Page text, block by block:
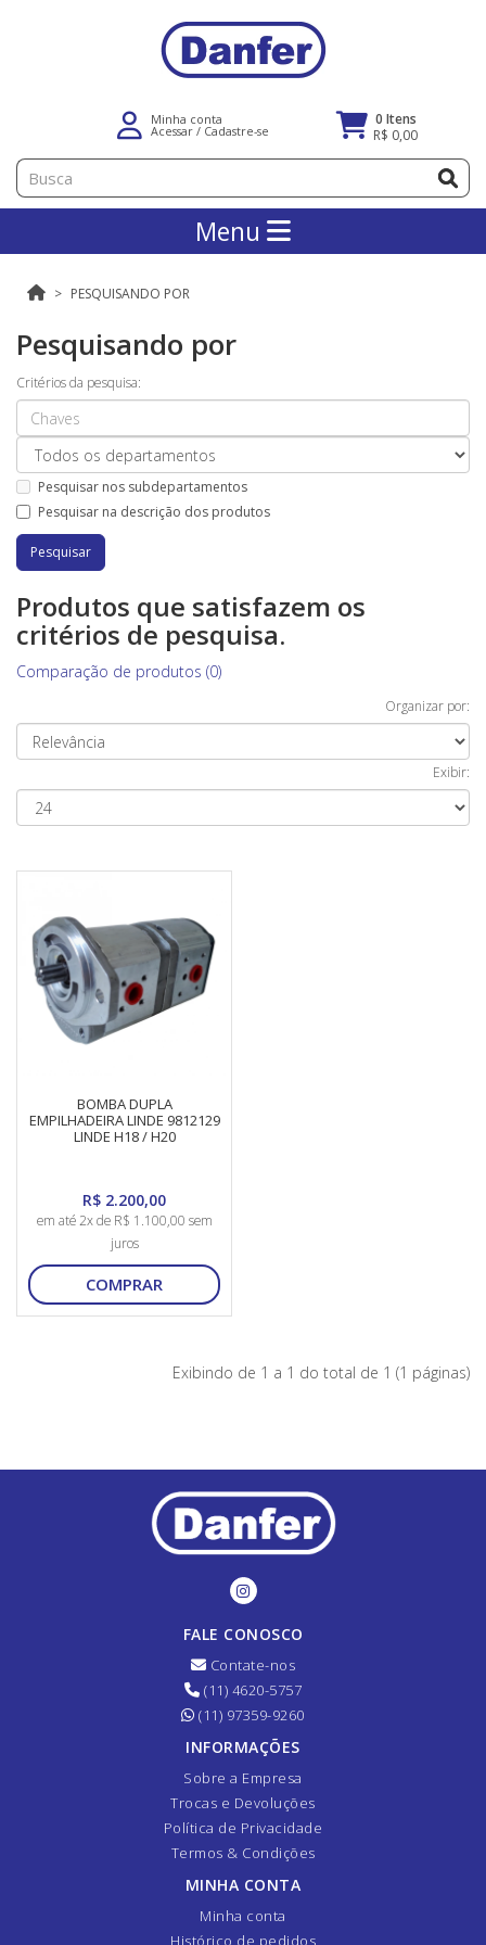
Minha conta
Acessar / Cadastre-se
0 Itens
R$ 0,00
Menu
PESQUISANDO POR
Pesquisando por
Critérios da pesquisa:
Pesquisar nos subdepartamentos
Pesquisar na descrição dos produtos
Produtos que satisfazem os
critérios de pesquisa.
Comparação de produtos (0)
Organizar por:
Exibir:
BOMBA DUPLA
EMPILHADEIRA LINDE 9812129
LINDE H18 / H20
R$ 2.200,00
em até 2x de R$ 1.100,00 sem
juros
COMPRAR
Exibindo de 1 a 1 do total de 1 (1 páginas)
FALE CONOSCO
Contate-nos
(11) 4620-5757
(11) 97359-9260
INFORMAÇÕES
Sobre a Empresa
Trocas e Devoluções
Política de Privacidade
Termos & Condições
MINHA CONTA
Minha conta
Histórico de pedidos